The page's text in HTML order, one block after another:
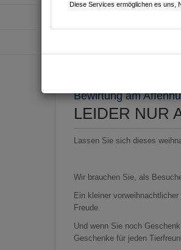
Diese Services ermöglichen es uns,
Bewirtung am
LEIDER NUR
Lassen Sie sich dieses
Wir brauchen Sie, als
Ein kleiner
Freude.
Und wenn Sie noch
Geschenke für jeden